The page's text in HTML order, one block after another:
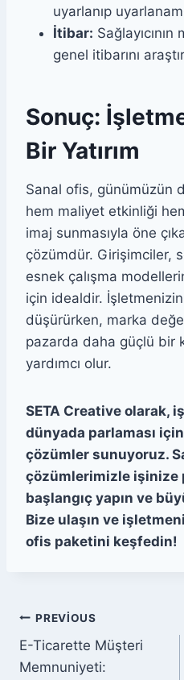
uyarlanıp
İtibar:
genel itibarını
Sonuç:
Bir Yatırım
Sanal ofis, günümüzün
hem maliyet etkinliği
imaj sunmasıyla öne
çözümdür. Girişimciler,
esnek çalışma
için idealdir.
düşürürken, marka
pazarda daha güçlü bir
yardımcı olur.
SETA Creative olarak,
dünyada parlaması
çözümler sunuyoruz.
çözümlerimizle işinize
başlangıç yapın ve
Bize ulaşın ve
ofis paketini keşfedin!
Yazı
gezinmesi
PREVIOUS
E-Ticarette Müşteri
Memnuniyeti: